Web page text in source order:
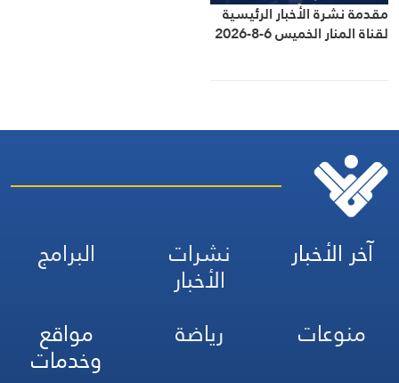
مقدمة نشرة الأخبار الرئيسية
لقناة المنار الخميس 6-8-2026
آخر الأخبار نشرات
الأخبار
البرامج
منوعات
رياضة مواقع
وخدمات